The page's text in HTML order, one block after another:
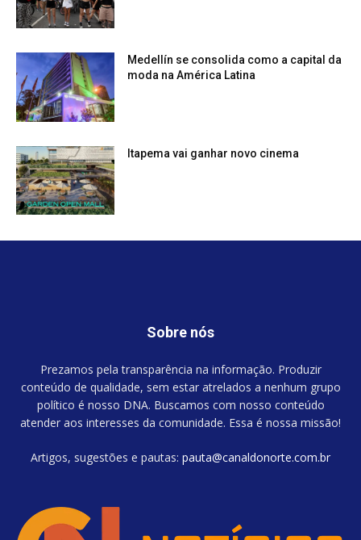
Medellín se consolida como a capital da
moda na América Latina
Itapema vai ganhar novo cinema
Sobre nós
Prezamos pela transparência na informação. Produzir
conteúdo de qualidade, sem estar atrelados a nenhum grupo
político é nosso DNA. Buscamos com nosso conteúdo
atender aos interesses da comunidade. Essa é nossa missão!
Artigos, sugestões e pautas: pauta@canaldonorte.com.br